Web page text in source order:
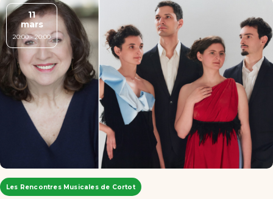
11
mars
20:00 - 20:00
Les Rencontres Musicales de Cortot